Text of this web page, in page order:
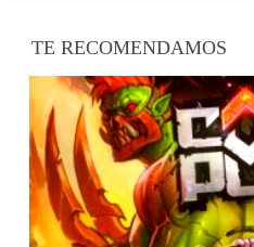
TE RECOMENDAMOS